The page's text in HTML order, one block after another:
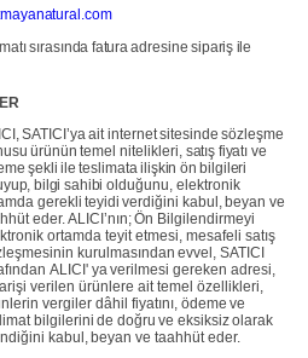
sırasında faturaadresine sipariş ile
SATICI’ya ait internetsitesinde sözleşme
ürünün temel nitelikleri, satış fiyatı ve
şekli ile teslimata ilişkin ön bilgileri
bilgi sahibiolduğunu, elektronik
gerekli teyidi verdiğini kabul, beyan ve
eder. ALICI’nın; Ön Bilgilendirmeyi
ortamda teyit etmesi, mesafeli satış
kurulmasından evvel, SATICI
ALICI' ya verilmesi gereken adresi,
verilen ürünlere ait temel özellikleri,
vergiler dâhil fiyatını, ödeme ve
bilgilerini de doğru ve eksiksizolarak
kabul, beyan ve taahhüt eder.